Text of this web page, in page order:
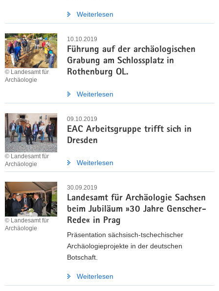
Weiterlesen
10.10.2019
Führung auf der archäologischen
Grabung am Schlossplatz in
Rothenburg OL.
© Landesamt für
Archäologie
Weiterlesen
09.10.2019
EAC Arbeitsgruppe trifft sich in
Dresden
© Landesamt für
Archäologie
Weiterlesen
30.09.2019
Landesamt für Archäologie Sachsen
beim Jubiläum »30 Jahre Genscher-
Rede« in Prag
© Landesamt für
Archäologie
Präsentation sächsisch-tschechischer
Archäologieprojekte in der deutschen
Botschaft.
Weiterlesen